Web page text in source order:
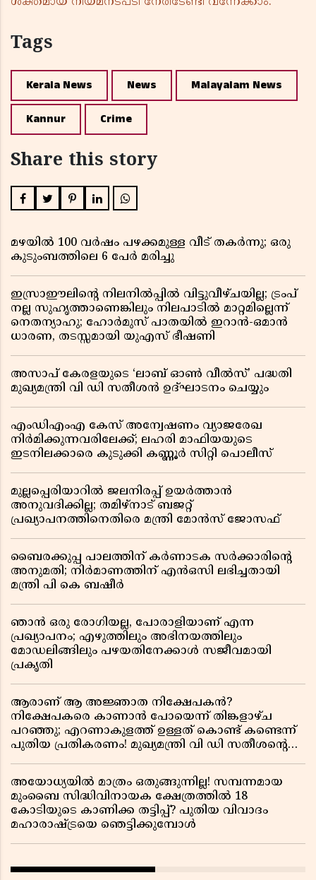
Tags
Kerala News News Malayalam News
Kannur Crime
Share this story
മഴയിൽ 100 വർഷം പഴക്കമുള്ള വീട് തകർന്നു; ഒരു
കുടുംബത്തിലെ 6 പേർ മരിച്ചു
ഇസ്രാഈലിന്റെ നിലനിൽപ്പിൽ വിട്ടുവീഴ്ചയില്ല; ട്രംപ്
നല്ല സുഹൃത്താണെങ്കിലും നിലപാടിൽ മാറ്റമില്ലെന്ന്
നെതന്യാഹു; ഹോർമുസ് പാതയിൽ ഇറാൻ-ഒമാൻ
ധാരണ, തടസ്സമായി യുഎസ് ഭീഷണി
അസാപ് കേരളയുടെ ‘ലാബ് ഓൺ വീൽസ്’ പദ്ധതി
മുഖ്യമന്ത്രി വി ഡി സതീശൻ ഉദ്ഘാടനം ചെയ്യും
എംഡിഎംഎ കേസ് അന്വേഷണം വ്യാജരേഖ
നിർമിക്കുന്നവരിലേക്ക്; ലഹരി മാഫിയയുടെ
ഇടനിലക്കാരെ കുടുക്കി കണ്ണൂർ സിറ്റി പൊലീസ്
മുല്ലപ്പെരിയാറിൽ ജലനിരപ്പ് ഉയർത്താൻ
അനുവദിക്കില്ല; തമിഴ്നാട് ബജറ്റ്
പ്രഖ്യാപനത്തിനെതിരെ മന്ത്രി മോൻസ് ജോസഫ്
ബൈരക്കുപ്പ പാലത്തിന് കർണാടക സർക്കാരിൻ്റെ
അനുമതി; നിർമാണത്തിന് എൻഒസി ലഭിച്ചതായി
മന്ത്രി പി കെ ബഷീർ
ഞാൻ ഒരു രോഗിയല്ല, പോരാളിയാണ് എന്ന
പ്രഖ്യാപനം; എഴുത്തിലും അഭിനയത്തിലും
മോഡലിങ്ങിലും പഴയതിനേക്കാൾ സജീവമായി
പ്രകൃതി
ആരാണ് ആ അജ്ഞാത നിക്ഷേപകൻ?
നിക്ഷേപകരെ കാണാൻ പോയെന്ന് തിങ്കളാഴ്ച
പറഞ്ഞു; എറണാകുളത്ത് ഉള്ളത് കൊണ്ട് കണ്ടെന്ന്
പുതിയ പ്രതികരണം! മുഖ്യമന്ത്രി വി ഡി സതീശന്റെ
അയോധ്യയിൽ മാത്രം ഒതുങ്ങുന്നില്ല! സമ്പന്നമായ
മുംബൈ സിദ്ധിവിനായക ക്ഷേത്രത്തിൽ 18
കോടിയുടെ കാണിക്ക തട്ടിപ്പ്? പുതിയ വിവാദം
മഹാരാഷ്ട്രയെ ഞെട്ടിക്കുമ്പോൾ